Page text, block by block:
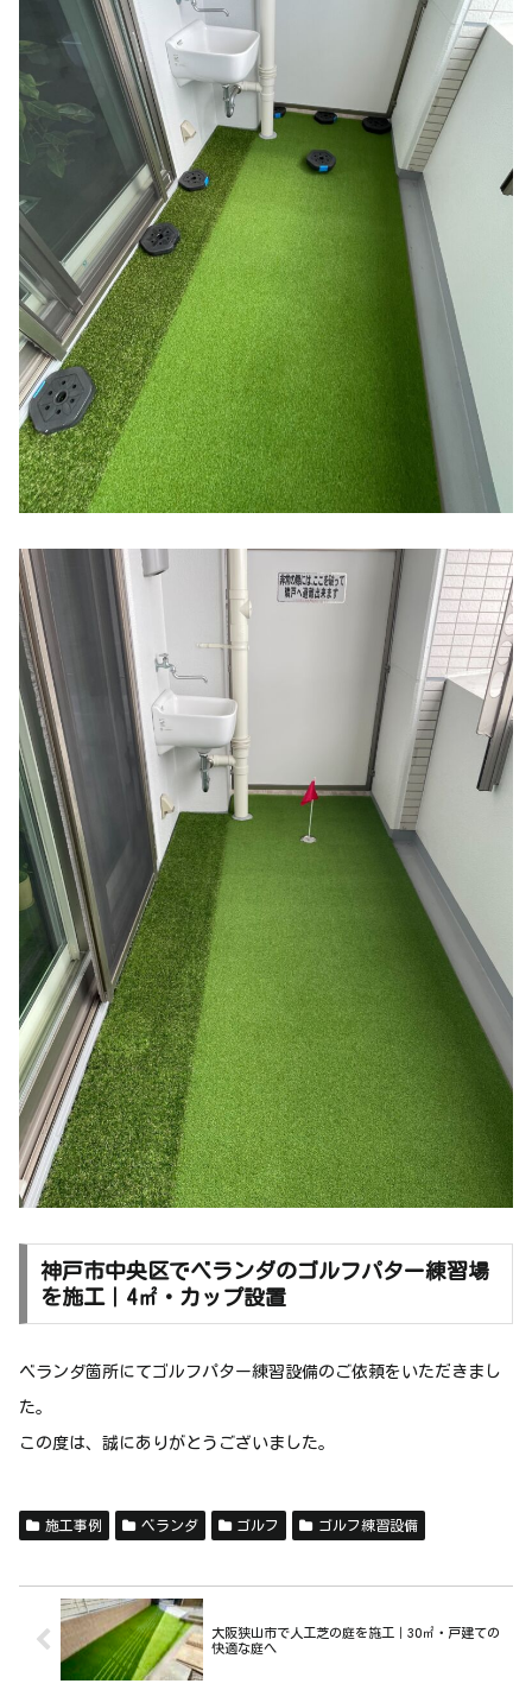
神戸市中央区でベランダのゴルフパター練習場
を施工｜4㎡・カップ設置
ベランダ箇所にてゴルフパター練習設備のご依頼をいただきまし
た。
この度は、誠にありがとうございました。
施工事例 ベランダ ゴルフ ゴルフ練習設備
大阪狭山市で人工芝の庭を施工｜30㎡・戸建ての
快適な庭へ